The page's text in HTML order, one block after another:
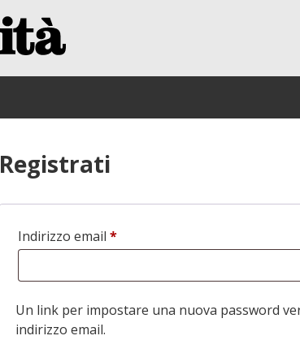
Registrati
Indirizzo email*Richiesto
Un link per impostare una nuova password
indirizzo email.